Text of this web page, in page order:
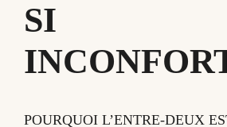
SI
POURQUOI L’ENTRE‑DEUX